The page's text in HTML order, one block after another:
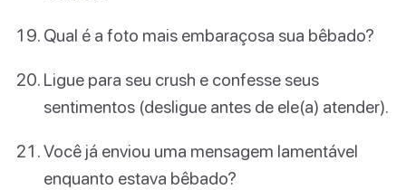
Qual é a foto mais embaraçosa sua bêbado?
Ligue para seu crush e confesse seus
sentimentos (desligue antes de ele(a) atender).
Você já enviou uma mensagem lamentável
enquanto estava bêbado?